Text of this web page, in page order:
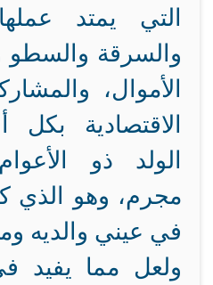
التي يمتد
والسرقة
الأموال،
الاقتصادية بكل
الولد ذو
مجرم، وهو الذي
في عيني والديه
ولعل مما يفيد